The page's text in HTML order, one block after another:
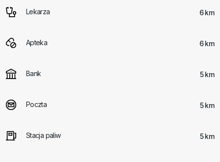
Lekarza 6 km
Apteka 6 km
Bank 5 km
Poczta 5 km
Stacja paliw 5 km